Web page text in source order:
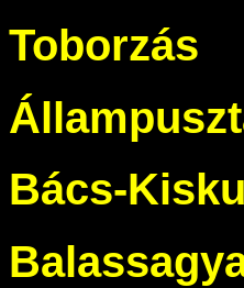
Toborzás
Bács-